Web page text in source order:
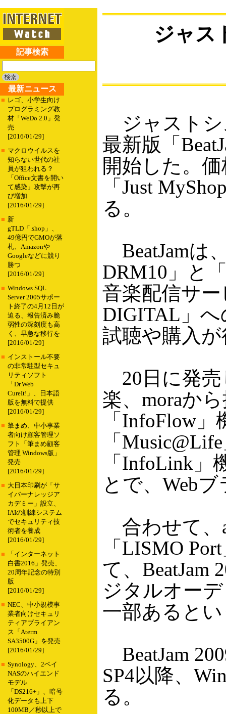
記事検索
最新ニュース
■ レゴ、小学生向け
プログラミング教
材「WeDo 2.0」発
売
[2016/01/29]
■ マクロウイルスを
知らない世代の社
員が狙われる？
「Office文書を開い
て感染」攻撃が再
び増加
[2016/01/29]
■ 新
gTLD「.shop」、
49億円でGMOが落
札、Amazonや
Googleなどに競り
勝つ
[2016/01/29]
■ Windows SQL
Server 2005サポー
ト終了の4月12日が
迫る、報告済み脆
弱性の深刻度も高
く、早急な移行を
[2016/01/29]
■ インストール不要
の非常駐型セキュ
リティソフト
「Dr.Web
CureIt!」、日本語
版を無料で提供
[2016/01/29]
■ 筆まめ、中小事業
者向け顧客管理ソ
フト「筆まめ顧客
管理 Windows版」
発売
[2016/01/29]
■ 大日本印刷が「サ
イバーナレッジア
カデミー」設立、
IAIの訓練システム
でセキュリティ技
術者を養成
[2016/01/29]
■
「インターネット
白書2016」発売、
20周年記念の特別
版
[2016/01/29]
■ NEC、中小規模事
業者向けセキュリ
ティアプライアン
ス「Aterm
SA3500G」を発売
[2016/01/29]
■ Synology、2ベイ
NASのハイエンド
モデル
「DS216+」、暗号
化データも上下
100MB／秒以上で
ジャス
ジャストシ
最新版「
開始した。
「Just
る。
BeatJamは
DRM10」と
音楽配信サ
DIGITAL」へ
試聴や購入
20日に発売
楽、moraか
「InfoFlow
「
「InfoLink
とで、Web
合わせて、
「LISMO
て、BeatJam
ジタルオー
一部あると
BeatJam
SP4以降、
る。